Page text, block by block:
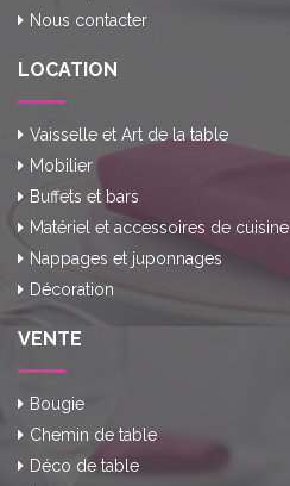
Nous contacter
LOCATION
Vaisselle et Art de la table
Mobilier
Buffets et bars
Matériel et accessoires de cuisine
Nappages et juponnages
Décoration
VENTE
Bougie
Chemin de table
Déco de table